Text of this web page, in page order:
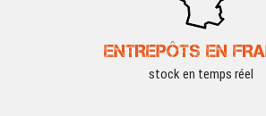
ENTREPÔTS EN
stock en temps réel